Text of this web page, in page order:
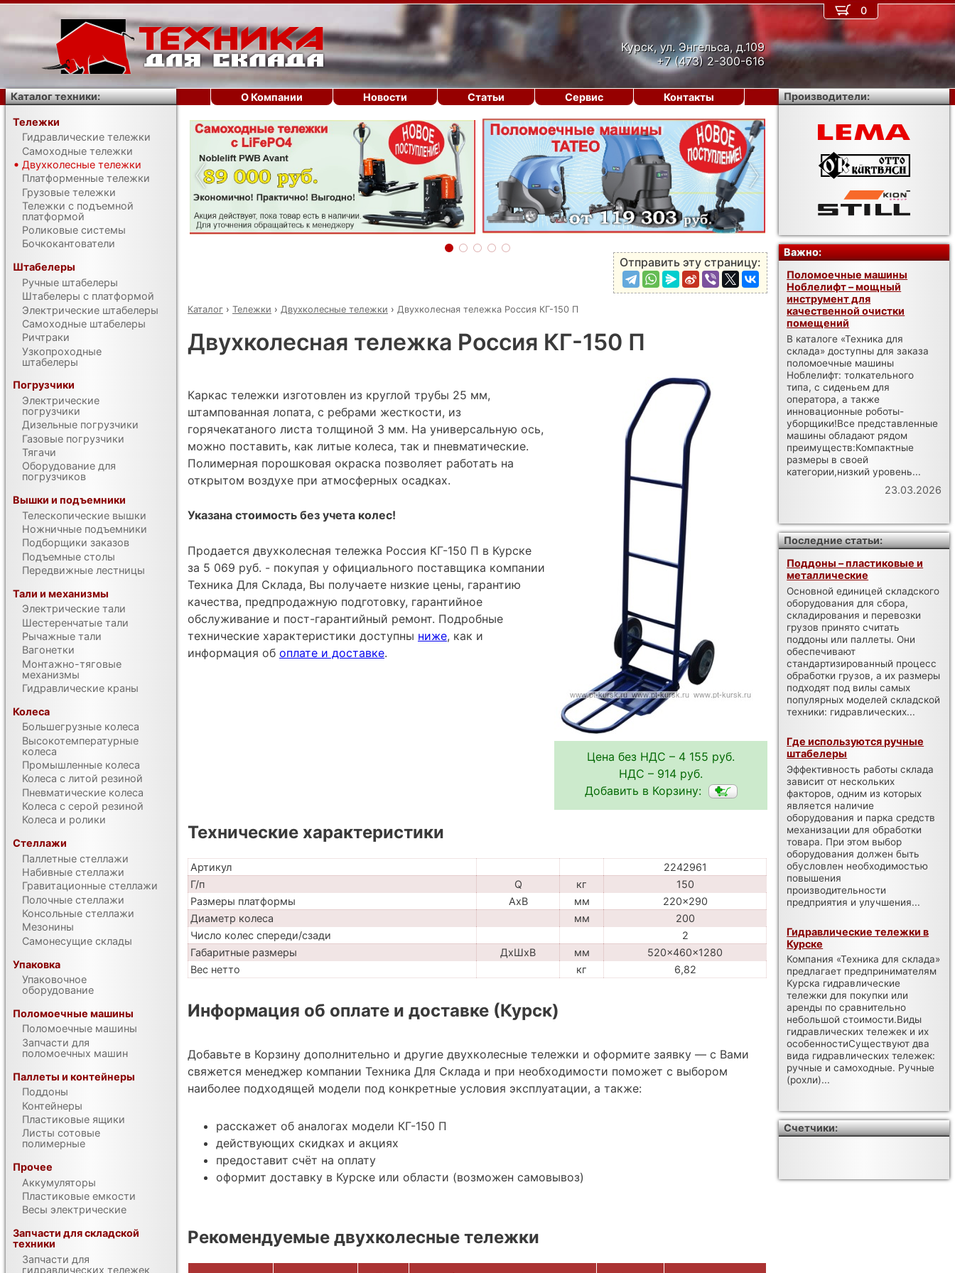
Курск, ул. Энгельса, д.109
+7 (473) 2-300-616
‹ ›
Отправить эту страницу:
Каталог › Тележки › Двухколесные тележки › Двухколесная тележка Россия КГ-150 П
Двухколесная тележка Россия КГ-150 П
Цена без НДС – 4 155 руб.
НДС – 914 руб.
Добавить в Корзину:
Каркас тележки изготовлен из круглой трубы 25 мм,
штампованная лопата, с ребрами жесткости, из
горячекатаного листа толщиной 3 мм. На универсальную ось,
можно поставить, как литые колеса, так и пневматические.
Полимерная порошковая окраска позволяет работать на
открытом воздухе при атмосферных осадках.
Указана стоимость без учета колес!
Продается двухколесная тележка Россия КГ-150 П в Курске
за 5 069 руб. - покупая у официального поставщика компании
Техника Для Склада, Вы получаете низкие цены, гарантию
качества, предпродажную подготовку, гарантийное
обслуживание и пост-гарантийный ремонт. Подробные
технические характеристики доступны ниже, как и
информация об оплате и доставке.
Технические характеристики
Артикул
2242961
Г/п
Q кг
150
Размеры платформы
AxB мм
220x290
Диаметр колеса
мм
200
Число колес спереди/сзади
2
Габаритные размеры
ДхШхВ мм
520x460x1280
Вес нетто
кг 6,82
Информация об оплате и доставке (Курск)
Добавьте в Корзину дополнительно и другие двухколесные тележки и оформите заявку — с Вами
свяжется менеджер компании Техника Для Склада и при необходимости поможет с выбором
наиболее подходящей модели под конкретные условия эксплуатации, а также:
расскажет об аналогах модели КГ-150 П
действующих скидках и акциях
предоставит счёт на оплату
оформит доставку в Курске или области (возможен самовывоз)
Рекомендуемые двухколесные тележки
0
О Компании Новости Статьи Сервис Контакты
Каталог техники:
Тележки
Гидравлические тележки
Самоходные тележки
Двухколесные тележки
Платформенные тележки
Грузовые тележки
Тележки с подъемной
платформой
Роликовые системы
Бочкокантователи
Штабелеры
Ручные штабелеры
Штабелеры с платформой
Электрические штабелеры
Самоходные штабелеры
Ричтраки
Узкопроходные
штабелеры
Погрузчики
Электрические
погрузчики
Дизельные погрузчики
Газовые погрузчики
Тягачи
Оборудование для
погрузчиков
Вышки и подъемники
Телескопические вышки
Ножничные подъемники
Подборщики заказов
Подъемные столы
Передвижные лестницы
Тали и механизмы
Электрические тали
Шестеренчатые тали
Рычажные тали
Вагонетки
Монтажно-тяговые
механизмы
Гидравлические краны
Колеса
Большегрузные колеса
Высокотемпературные
колеса
Промышленные колеса
Колеса с литой резиной
Пневматические колеса
Колеса с серой резиной
Колеса и ролики
Стеллажи
Паллетные стеллажи
Набивные стеллажи
Гравитационные стеллажи
Полочные стеллажи
Консольные стеллажи
Мезонины
Самонесущие склады
Упаковка
Упаковочное
оборудование
Поломоечные машины
Поломоечные машины
Запчасти для
поломоечных машин
Паллеты и контейнеры
Поддоны
Контейнеры
Пластиковые ящики
Листы сотовые
полимерные
Прочее
Аккумуляторы
Пластиковые емкости
Весы электрические
Запчасти для складской
техники
Запчасти для
гидравлических тележек
Производители:
Важно:
Поломоечные машины
Ноблелифт – мощный
инструмент для
качественной очистки
помещений
В каталоге «Техника для
склада» доступны для заказа
поломоечные машины
Ноблелифт: толкательного
типа, с сиденьем для
оператора, а также
инновационные роботы-
уборщики!Все представленные
машины обладают рядом
преимуществ:Компактные
размеры в своей
категории,низкий уровень...
23.03.2026
Последние статьи:
Поддоны – пластиковые и
металлические
Основной единицей складского
оборудования для сбора,
складирования и перевозки
грузов принято считать
поддоны или паллеты. Они
обеспечивают
стандартизированный процесс
обработки грузов, а их размеры
подходят под вилы самых
популярных моделей складской
техники: гидравлических...
Где используются ручные
штабелеры
Эффективность работы склада
зависит от нескольких
факторов, одним из которых
является наличие
оборудования и парка средств
механизации для обработки
товара. При этом выбор
оборудования должен быть
обусловлен необходимостью
повышения
производительности
предприятия и улучшения...
Гидравлические тележки в
Курске
Компания «Техника для склада»
предлагает предпринимателям
Курска гидравлические
тележки для покупки или
аренды по сравнительно
небольшой стоимости.Виды
гидравлических тележек и их
особенностиСуществуют два
вида гидравлических тележек:
ручные и самоходные. Ручные
(рохли)...
Счетчики: